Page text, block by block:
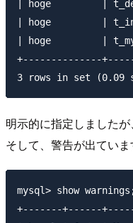
| hoge         |
| hoge         |
| hoge         |
+--------------
明示的に指定しましたが
そして、警告が出ていま
mysql> show
+-------+------